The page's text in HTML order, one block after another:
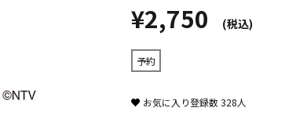
¥2,750 (税込)
予約
お気に入り登録数328人